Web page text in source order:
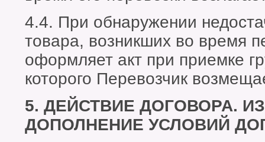
4.4. При обнаружении
товара, возникших во время
оформляет акт при приемке
которого Перевозчик
5. ДЕЙСТВИЕ ДОГОВОРА.
ДОПОЛНЕНИЕ УСЛОВИЙ